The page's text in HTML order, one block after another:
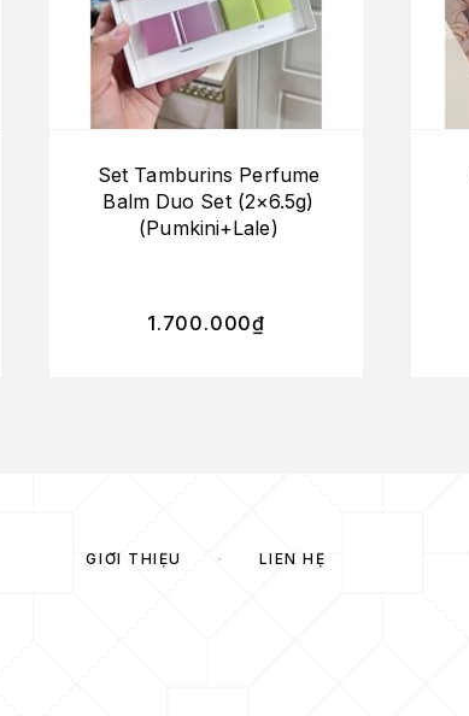
Set Tamburins Perfume
Balm Duo Set (2×6.5g)
(Pumkini+Lale)
1.700.000₫
GIỚI THIỆU LIÊN HỆ